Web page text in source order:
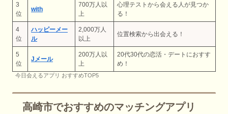
3
位
with
700万人以
上
心理テストから会える人が見つか
る！
4
位
ハッピーメー
ル
2,000万人
以上
位置検索から出会える！
5
位
Jメール
200万人以
上
20代30代の恋活・デートにおすす
め！
​今日会えるアプリ おすすめTOP5
高崎市でおすすめのマッチングアプリ